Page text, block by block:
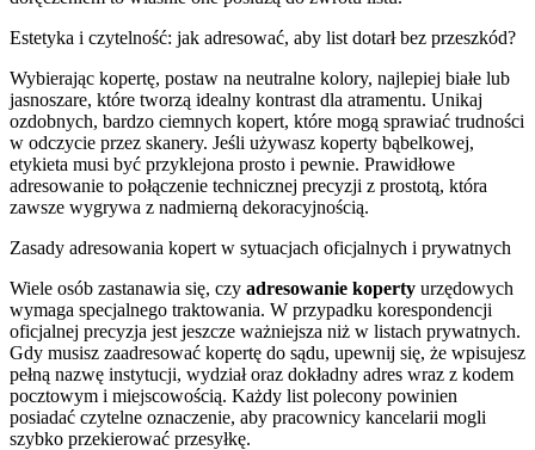
Estetyka i czytelność: jak adresować, aby list dotarł bez przeszkód?
Wybierając kopertę, postaw na neutralne kolory, najlepiej białe lub
jasnoszare, które tworzą idealny kontrast dla atramentu. Unikaj
ozdobnych, bardzo ciemnych kopert, które mogą sprawiać trudności
w odczycie przez skanery. Jeśli używasz koperty bąbelkowej,
etykieta musi być przyklejona prosto i pewnie. Prawidłowe
adresowanie to połączenie technicznej precyzji z prostotą, która
zawsze wygrywa z nadmierną dekoracyjnością.
Zasady adresowania kopert w sytuacjach oficjalnych i prywatnych
Wiele osób zastanawia się, czy adresowanie koperty urzędowych
wymaga specjalnego traktowania. W przypadku korespondencji
oficjalnej precyzja jest jeszcze ważniejsza niż w listach prywatnych.
Gdy musisz zaadresować kopertę do sądu, upewnij się, że wpisujesz
pełną nazwę instytucji, wydział oraz dokładny adres wraz z kodem
pocztowym i miejscowością. Każdy list polecony powinien
posiadać czytelne oznaczenie, aby pracownicy kancelarii mogli
szybko przekierować przesyłkę.